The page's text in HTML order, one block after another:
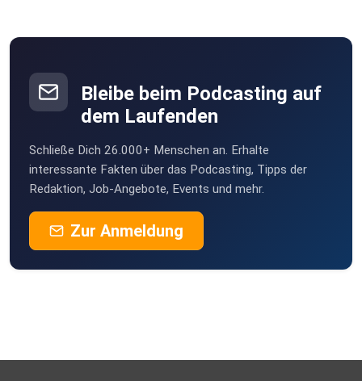
Bleibe beim Podcasting auf
dem Laufenden
Schließe Dich 26.000+ Menschen an. Erhalte
interessante Fakten über das Podcasting, Tipps der
Redaktion, Job-Angebote, Events und mehr.
Zur Anmeldung